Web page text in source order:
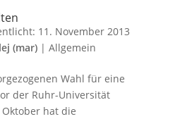
11. November 2013
(mar)| Allgemein
Wahl für eine
der Ruhr-Universität
hat die